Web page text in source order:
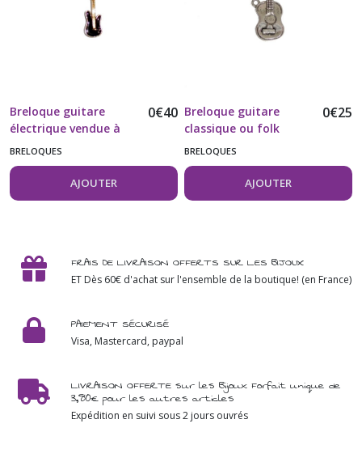
Breloque guitare
électrique vendue à
l'unité
0€40
BRELOQUES
AJOUTER
Breloque guitare
classique ou folk
vendue à l'unité
0€25
BRELOQUES
AJOUTER
FRAIS DE LIVRAISON OFFERTS SUR LES BIJOUX
ET Dès 60€ d'achat sur l'ensemble de la boutique! (en France)
PAIEMENT SÉCURISÉ
Visa, Mastercard, paypal
LIVRAISON OFFERTE sur les Bijoux Forfait unique de
3,80€ pour les autres articles
Expédition en suivi sous 2 jours ouvrés